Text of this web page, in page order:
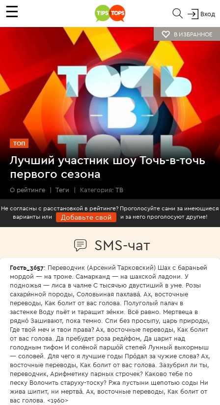
☰ Вход
В ИЗБРАННОЕ
ТОП
Лучший участник шоу Точь-в-точь
первого сезона
О рейтинге | Теги | Категория: ТВ
Не согласны с расстановкой в рейтинге? Проголосуйте сами за имеющиеся
варианты или
Добавьте свой и за него проголосуют другие!
SMS-чат
Гость_3657: Переводчик (Арсений Тарковский) Шах с бараньей
мордой — на троне. Самарканд — на шахской ладони. У
подножья — лиса в чалме С тысячью двустиший в уме. Розы
сахари́нной породы, Соловьиная пахлава́. Ах, восточные
переводы, Как болит от вас голова. Полуголый палач в
застенке Воду пьёт и таращит зе́нки. Всё равно. Мертвеца в
рядно́ Зашивают, пока темно. Спи без просыпу, царь природы,
Где твой меч и твои права? Ах, восточные переводы, Как болит
от вас голова. Да пребудет роза реди́фом, Да царит над
голодным тифом И солёной паршо́й степей Лунный выкормыш
— соловей. Для чего я лучшие годы Про́дал за чужие слова? Ах,
восточные переводы, Как болит от вас голова. Зазубрил ли ты,
переводчик, Арифметику парных строчек? Каково тебе по
песку Волочить старуху-тоску? Ржа пустыни щепотью соды Ни
жива шипит, ни мертва́. Ах, восточные переводы, Как болит от
вас голова. <1960>